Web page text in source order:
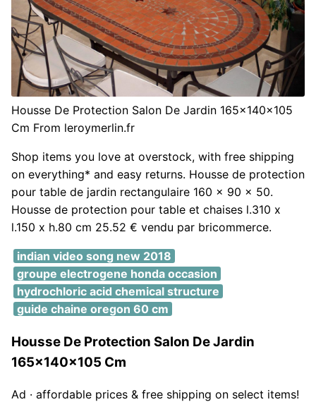
Housse De Protection Salon De Jardin 165x140x105
Cm From leroymerlin.fr
Shop items you love at overstock, with free shipping
on everything* and easy returns. Housse de protection
pour table de jardin rectangulaire 160 x 90 x 50.
Housse de protection pour table et chaises l.310 x
l.150 x h.80 cm 25.52 € vendu par bricommerce.
indian video song new 2018
groupe electrogene honda occasion
hydrochloric acid chemical structure
guide chaine oregon 60 cm
Housse De Protection Salon De Jardin
165x140x105 Cm
Ad · affordable prices & free shipping on select items!